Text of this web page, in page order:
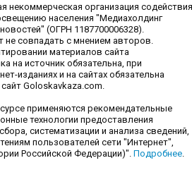
некоммерческая организация содействия
населения "Медиахолдинг
(ОГРН 1187700006328).
совпадать с мнением авторов.
материалов сайта
на источник обязательна, при
изданиях и на сайтах обязательна
Goloskavkaza.com.
применяются рекомендательные
технологии предоставления
систематизации и анализа сведений,
пользователей сети "Интернет",
Российской Федерации)". Подробнее